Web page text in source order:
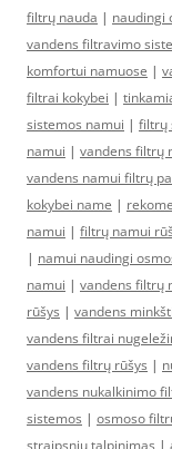
filtrų nauda | naudingi
vandens filtravimo
komfortui namuose |
filtrai kokybei |
sistemos namui | filtrų
namui | vandens filtrų
vandens namui filtrų
kokybei name |
namui | filtrų namui
| namui naudingi
namui | vandens filtrų
rūšys | vandens
vandens filtrai
vandens filtrų rūšys |
vandens nukalkinimo
sistemos | osmoso
straipsniu talpinimas |